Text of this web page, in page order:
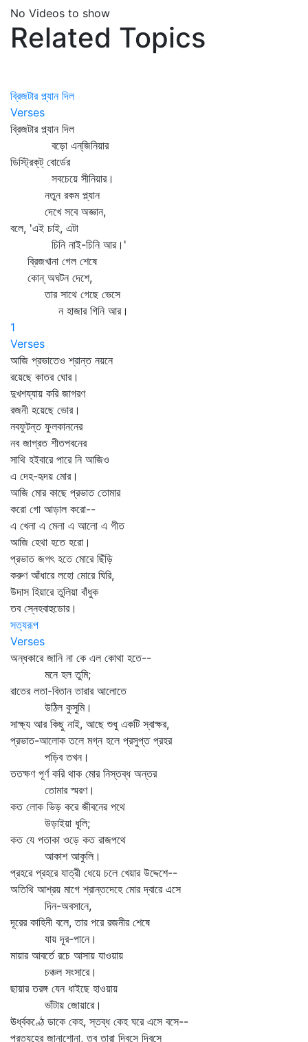
No Videos to show
Related Topics
ব্রিজটার প্ল্যান দিল
Verses
ব্রিজটার প্ল্যান দিল
বড়ো এন্‌জিনিয়ার
ডিস্ট্রিক্‌ট্‌ বোর্ডের
সবচেয়ে সীনিয়ার।
নতুন রকম প্ল্যান
দেখে সবে অজ্ঞান,
বলে, 'এই চাই, এটা
চিনি নাই-চিনি আর।'
ব্রিজখানা গেল শেষে
কোন্‌ অঘটন দেশে,
তার সাথে গেছে ভেসে
ন হাজার গিনি আর।
1
Verses
আজি প্রভাতেও শ্রান্ত নয়নে
রয়েছে কাতর ঘোর।
দুখশয্যায় করি জাগরণ
রজনী হয়েছে ভোর।
নবফুটন্ত ফুলকাননের
নব জাগ্রত শীতপবনের
সাথি হইবারে পারে নি আজিও
এ দেহ-হৃদয় মোর।
আজি মোর কাছে প্রভাত তোমার
করো গো আড়াল করো--
এ খেলা এ মেলা এ আলো এ গীত
আজি হেথা হতে হরো।
প্রভাত জগৎ হতে মোরে ছিঁড়ি
করুণ আঁধারে লহো মোরে ঘিরি,
উদাস হিয়ারে তুলিয়া বাঁধুক
তব স্নেহবাহুডোর।
সত্যরূপ
Verses
অন্ধকারে জানি না কে এল কোথা হতে--
মনে হল তুমি;
রাতের লতা-বিতান তারার আলোতে
উঠিল কুসুমি।
সাক্ষ্য আর কিছু নাই, আছে শুধু একটি স্বাক্ষর,
প্রভাত-আলোক তলে মগ্ন হলে প্রসুপ্ত প্রহর
পড়িব তখন।
ততক্ষণ পূর্ণ করি থাক মোর নিস্তব্ধ অন্তর
তোমার স্মরণ।
কত লোক ভিড় করে জীবনের পথে
উড়াইয়া ধূলি;
কত যে পতাকা ওড়ে কত রাজপথে
আকাশ আকুলি।
প্রহরে প্রহরে যাত্রী ধেয়ে চলে খেয়ার উদ্দেশে--
অতিথি আশ্রয় মাগে শ্রান্তদেহে মোর দ্বারে এসে
দিন-অবসানে,
দূরের কাহিনী বলে, তার পরে রজনীর শেষে
যায় দূর-পানে।
মায়ার আবর্তে রচে আসায় যাওয়ায়
চঞ্চল সংসারে।
ছায়ার তরঙ্গ যেন ধাইছে হাওয়ায়
ভাঁটায় জোয়ারে।
ঊর্ধ্বকণ্ঠে ডাকে কেহ, স্তব্ধ কেহ ঘরে এসে বসে--
প্রত্যহের জানাশোনা, তবু তারা দিবসে দিবসে